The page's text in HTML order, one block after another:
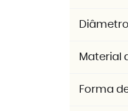
Material
Forma